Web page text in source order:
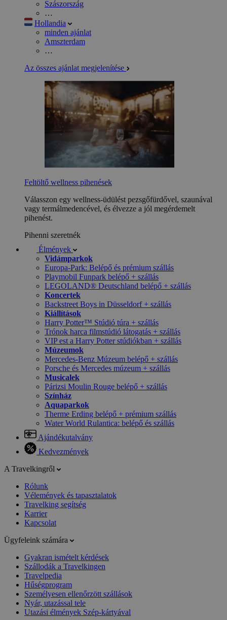
Szászország
…
Hollandia
minden ajánlat
Amszterdam
…
Az összes ajánlat megjelenítése
Feltöltő wellness pihenések
Válasszon egy wellness-üdülést pezsgőfürdővel, szaunával
vagy termálmedencével, és élvezze a jól megérdemelt
pihenést.
Pihenni szeretnék
Élmények
Vidámparkok
Europa-Park: Belépő és prémium szállás
Playmobil Funpark belépő + szállás
LEGOLAND® Deutschland belépő + szállás
Koncertek
Backstreet Boys in Düsseldorf + szállás
Kiállítások
Harry Potter™ Stúdió túra + szállás
Trónok harca filmstúdió látogatás + szállás
VIP est a Harry Potter stúdiókban + szállás
Múzeumok
Mercedes-Benz Múzeum belépő + szállás
Porsche és Mercedes múzeum + szállás
Musicalek
Párizsi Moulin Rouge belépő + szállás
Színház
Aquaparkok
Therme Erding belépő + prémium szállás
Water World Rulantica: belépő és szállás
Ajándékutalvány
Kedvezmények
A Travelkingről
Rólunk
Vélemények és tapasztalatok
Travelking segítség
Karrier
Kapcsolat
Ügyfeleink számára
Gyakran ismételt kérdések
Szállodák a Travelkingen
Travelpedia
Hűségprogram
Személyesen ellenőrzött szállások
Nyár, utazással tele
Utazási élmények Szép-kártyával